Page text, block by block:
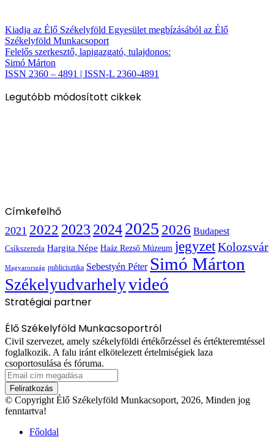
Kiadja az Élő Székelyföld Egyesület megbízásából az Élő
Székelyföld Munkacsoport
Felelős szerkesztő, lapigazgató, tulajdonos:
Simó Márton
ISSN 2360 – 4891 | ISSN-L 2360-4891
Legutóbb módosított cikkek
Címkefelhő
2021 2022 2023 20242025 2026 Budapest
Csíkszereda Hargita Népe Haáz Rezső Múzeum jegyzetKolozsvár
Magyarország publicisztika Sebestyén Péter Simó Márton
Székelyudvarhelyvideó
Stratégiai partner
Élő Székelyföld Munkacsoportról
Civil szervezet, amely székelyföldi értékőrzéssel és értékteremtéssel
foglalkozik. A falu iránt elkötelezett értelmiségiek laza
csoportosulása és fóruma.
Email
cím
megadása
© Copyright Élő Székelyföld Munkacsoport, 2026, Minden jog
fenntartva!
Főoldal